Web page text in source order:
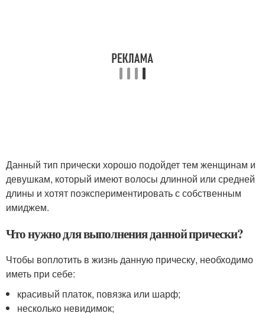
Данный тип прически хорошо подойдет тем женщинам и
девушкам, который имеют волосы длинной или средней
длины и хотят поэкспериментировать с собственным
имиджем.
Что нужно для выполнения данной прически?
Чтобы воплотить в жизнь данную прическу, необходимо
иметь при себе:
красивый платок, повязка или шарф;
несколько невидимок;